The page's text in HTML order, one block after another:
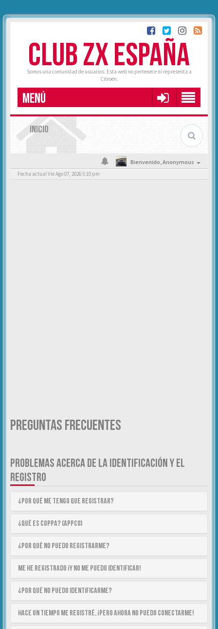
CLUB ZX ESPAÑA
Somos una comunidad de usuarios. Esta web no pertenece ni representa a
Citroën.
MENÚ
INICIO
Bienvenido,Anonymous
Fecha actual Vie Ago 07, 2026 5:10 pm
Preguntas Frecuentes
PROBLEMAS ACERCA DE LA IDENTIFICACIÓN Y EL
REGISTRO
¿Por qué me tengo que registrar?
¿Qué es COPPA? (APPCO)
¿Por qué no puedo registrarme?
Me he registrado ¡y no me puedo identificar!
¿Por qué no puedo identificarme?
Hace un tiempo me registré, ¡pero ahora no puedo conectarme!